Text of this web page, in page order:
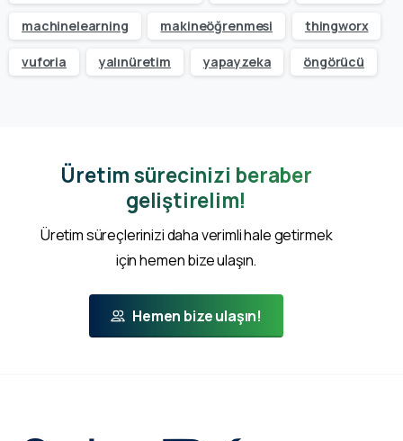
machinelearning makineöğrenmesi thingworx
vuforia yalınüretim yapayzeka öngörücü
Üretim sürecinizi beraber
geliştirelim!
Üretim süreçlerinizi daha verimli hale getirmek
için hemen bize ulaşın.
Hemen bize ulaşın!